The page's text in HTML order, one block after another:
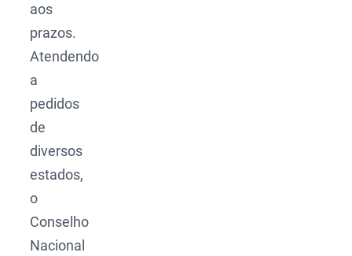
aos
prazos.
Atendendo
a
pedidos
de
diversos
estados,
o
Conselho
Nacional